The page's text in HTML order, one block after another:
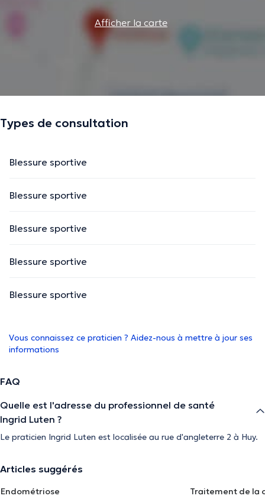
Afficher la carte
Types de consultation
Blessure sportive
Blessure sportive
Blessure sportive
Blessure sportive
Blessure sportive
Vous connaissez ce praticien ? Aidez-nous à mettre à jour ses
informations
FAQ
Quelle est l'adresse du professionnel de santé
Ingrid Luten ?
Le praticien Ingrid Luten est localisée au rue d'angleterre 2 à Huy.
Articles suggérés
Endométriose
Traitement de la